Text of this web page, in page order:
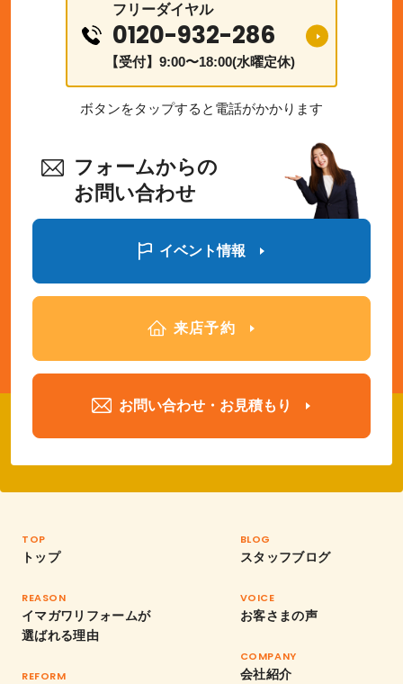
フリーダイヤル
0120-932-286
【受付】9:00〜18:00(水曜定休)
ボタンをタップすると電話がかかります
フォームからの
お問い合わせ
イベント情報
来店予約
お問い合わせ・お見積もり
TOP
トップ
REASON
イマガワリフォームが
選ばれる理由
REFORM
BLOG
スタッフブログ
VOICE
お客さまの声
COMPANY
会社紹介